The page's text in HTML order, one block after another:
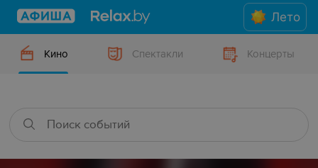
Лето
Кино Спектакли Концерты